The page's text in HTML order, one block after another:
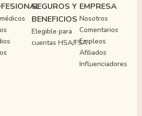
SEGUROS Y
BENEFICIOS
Elegible para
cuentas HSA/FSA
EMPRESA
Nosotros
Comentarios
Empleos
Afiliados
Influenciadores